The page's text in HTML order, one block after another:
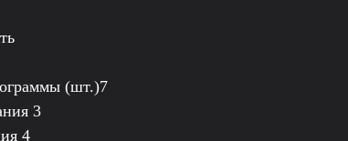
(шт.)7
3
4